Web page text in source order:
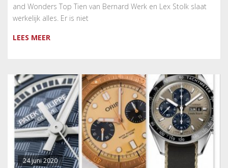
and Wonders Top Tien van Bernard Werk en Lex Stolk slaat
werkelijk alles. Er is niet
LEES MEER
24 juni 2020